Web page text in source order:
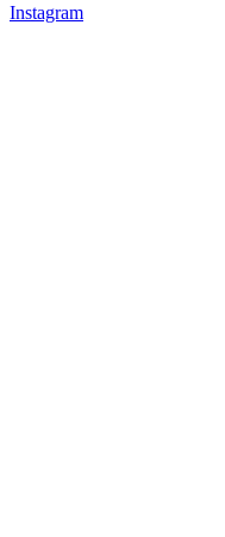
Instagram